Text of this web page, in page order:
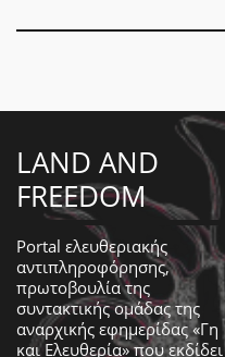
LAND AND
FREEDOM
Portal ελευθεριακής
αντιπληροφόρησης,
πρωτοβουλία της
συντακτικής ομάδας της
αναρχικής εφημερίδας «Γη
και Ελευθερία» που εκδίδει